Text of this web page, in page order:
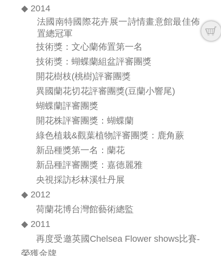
◆ 2014
法國南特國際花卉展一詩情畫意館最佳佈
置總冠軍
技術獎：文心蘭佈置第一名
技術獎：蝴蝶蘭組盆評審團獎
開花樹枝(桃樹)評審團獎
異國蘭花切花評審團獎(豆蘭小響尾)
蝴蝶蘭評審團獎
開花株評審團獎：蝴蝶蘭
綠色植栽&觀葉植物評審團獎：鹿角蕨
新品種獎第一名：蘭花
新品種評審團獎：嘉德麗雅
央視採訪杉林溪牡丹展
◆ 2012
荷蘭花博台灣館藝術總監
◆ 2011
再度受邀英國Chelsea Flower shows比賽-
榮獲金牌